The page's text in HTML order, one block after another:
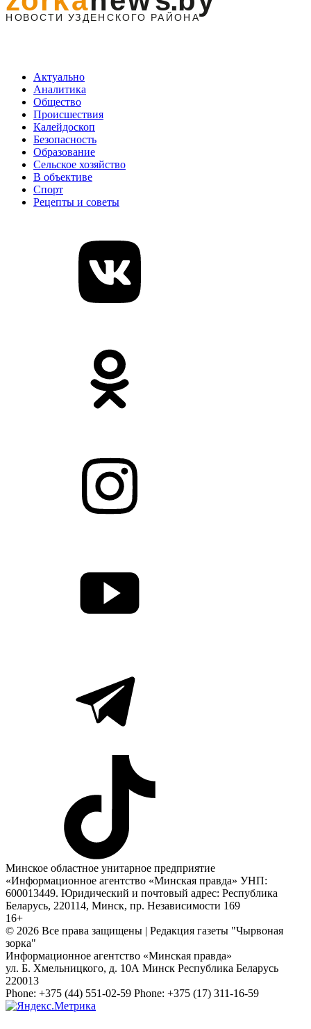
Актуально
Аналитика
Общество
Происшествия
Калейдоскоп
Безопасность
Образование
Сельское хозяйство
В объективе
Спорт
Рецепты и советы
Минское областное унитарное предприятие
«Информационное агентство «Минская правда» УНП:
600013449. Юридический и почтовый адрес: Республика
Беларусь, 220114, Минск, пр. Независимости 169
16+
© 2026 Все права защищены | Редакция газеты "Чырвоная
зорка"
Информационное агентство «Минская правда»
ул. Б. Хмельницкого, д. 10А Минск Республика Беларусь
220013
Phone: +375 (44) 551-02-59 Phone: +375 (17) 311-16-59